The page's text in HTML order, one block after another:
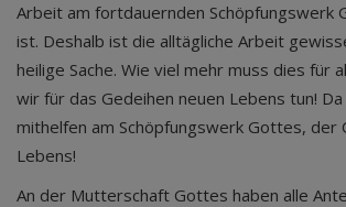
Arbeit am fortdauernden Schöpfungswerk
ist. Deshalb ist die alltägliche Arbeit
heilige Sache. Wie viel mehr muss dies für
wir für das Gedeihen neuen Lebens tun!
mithelfen am Schöpfungswerk Gottes, der
Lebens!
An der Mutterschaft Gottes haben alle